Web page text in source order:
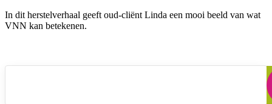
In dit herstelverhaal geeft oud-cliënt Linda een mooi beeld van wat
VNN kan betekenen.